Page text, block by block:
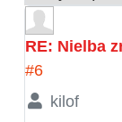
RE: Nielba
#6
kilof